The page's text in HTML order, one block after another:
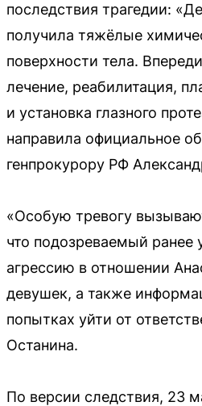
последствия трагедии:
получила тяжёлые
поверхности тела.
лечение, реабилитация,
и установка глазного
направила официальное
генпрокурору РФ
«Особую тревогу
что подозреваемый ранее
агрессию в отношении
девушек, а также
попытках уйти от
Останина.
По версии следствия, 23